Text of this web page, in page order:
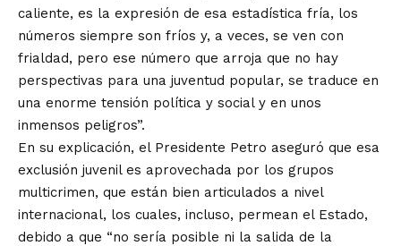
caliente, es la expresión de esa estadística fría, los
números siempre son fríos y, a veces, se ven con
frialdad, pero ese número que arroja que no hay
perspectivas para una juventud popular, se traduce en
una enorme tensión política y social y en unos
inmensos peligros”.
En su explicación, el Presidente Petro aseguró que esa
exclusión juvenil es aprovechada por los grupos
multicrimen, que están bien articulados a nivel
internacional, los cuales, incluso, permean el Estado,
debido a que “no sería posible ni la salida de la